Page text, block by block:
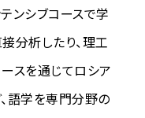
ンシブコースで学
分析したり、理工
スを通じてロシア
語学を専門分野の